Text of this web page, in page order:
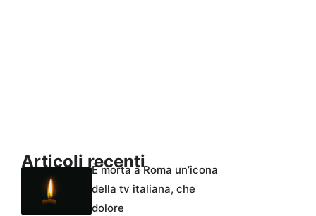
Articoli recentiÈ morta a Roma un’icona
della tv italiana, che
dolore